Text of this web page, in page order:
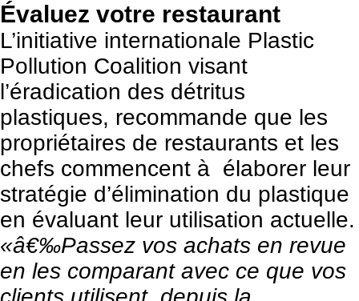
Évaluez votre restaurant
L’initiative internationale Plastic
Pollution Coalition visant
l’éradication des détritus
plastiques, recommande que les
propriétaires de restaurants et les
chefs commencent à élaborer leur
stratégie d’élimination du plastique
en évaluant leur utilisation actuelle.
«â€‰Passez vos achats en revue
en les comparant avec ce que vos